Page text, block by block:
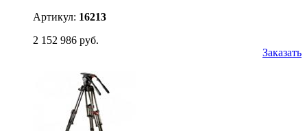
Артикул: 16213
2 152 986 руб.
Заказать